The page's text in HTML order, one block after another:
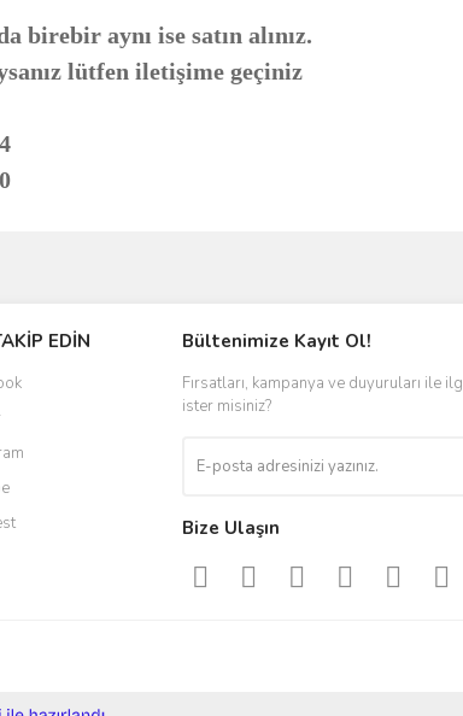
birebir aynı ise satın alınız.
lütfen iletişime geçiniz
EDİN Bültenimize Kayıt Ol!
Fırsatları, kampanya ve duyuruları ile
ister misiniz?
Bize Ulaşın